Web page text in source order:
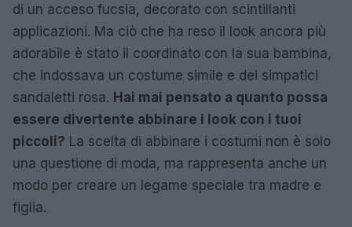
di un acceso fucsia, decorato con scintillanti
applicazioni. Ma ciò che ha reso il look ancora più
adorabile è stato il coordinato con la sua bambina,
che indossava un costume simile e dei simpatici
sandaletti rosa. Hai mai pensato a quanto possa
essere divertente abbinare i look con i tuoi
piccoli? La scelta di abbinare i costumi non è solo
una questione di moda, ma rappresenta anche un
modo per creare un legame speciale tra madre e
figlia.